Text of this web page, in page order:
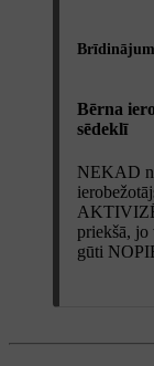
Bērna
sēdeklī
NEKAD
priekšā,
gūti